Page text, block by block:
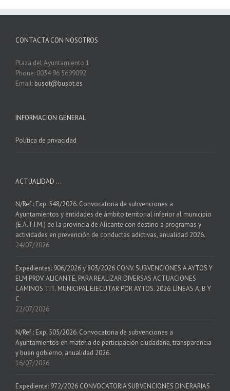
CONTACTA CON NOSOTROS
Plaza del Ayuntamiento 1
Phone: 0034 96 5699092
Email: busot@busot.es
INFORMACION GENERAL
Política de privacidad
ACTUALIDAD …
N/Ref.: Exp. 548/2026. Convocatoria de subvenciones a
Ayuntamientos y entidades de ámbito territorial inferior al municipio
(E.A.T.I.M.) de la provincia de Alicante con destino a programas y
actividades en prevención de conductas adictivas, anualidad 2026.
24/07/2026
Expedientes: 906/2026 y 803/2026 CONV. SUBVENCIONES A AYTOS Y
ELM PROV. ALICANTE, PARA REALIZAR DIVERSAS ACTUACIONES
CAMINOS TIT. MUNICIPAL EJECUTAR POR AYTOS. 2026. LÍNEAS A, B Y
C
22/07/2026
N/Ref.: Exp. 505/2026. Convocatoria de subvenciones a
Ayuntamientos en materia de participación ciudadana, transparencia
y buen gobierno, anualidad 2026.
16/07/2026
Expediente: 972/2026 CONVOCATORIA SUBVENCIONES DINERARIAS